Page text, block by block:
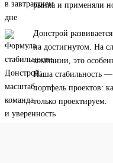
рынка и применяли
Донстрой
на достигнутом. На
компании, это
Наша стабильность
портфель проектов:
только проектируем.